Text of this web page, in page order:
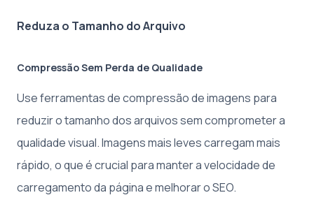
Reduza o Tamanho do Arquivo
Compressão Sem Perda de Qualidade
Use ferramentas de compressão de imagens para
reduzir o tamanho dos arquivos sem comprometer a
qualidade visual. Imagens mais leves carregam mais
rápido, o que é crucial para manter a velocidade de
carregamento da página e melhorar o SEO.